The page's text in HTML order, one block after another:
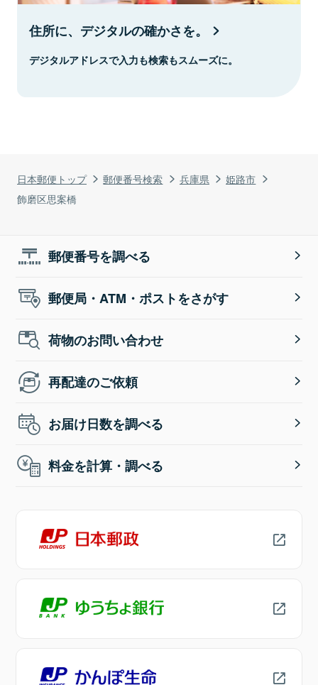
日本郵便トップ 郵便番号検索 兵庫県
姫路市
飾磨区思案橋
住所に、デジタルの確かさを。
デジタルアドレスで入力も検索もスムーズに。
郵便番号を調べる
郵便局・ATM・ポストをさがす
荷物のお問い合わせ
再配達のご依頼
お届け日数を調べる
料金を計算・調べる